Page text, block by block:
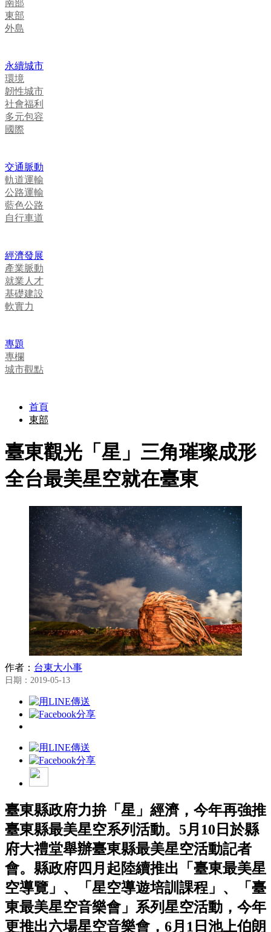
南部
東部
外島
永續城市
環境
韌性城市
社會福利
多元包容
國際
交通脈動
軌道運輸
公路運輸
藍色公路
自行車道
經濟發展
產業脈動
就業人才
基礎建設
軟實力
專題
專欄
城市觀點
首頁
東部
臺東觀光「星」三角璀璨成形
全台最美星空就在臺東
作者： 台東大小事
日期：2019-05-13
臺東縣政府力拚「星」經濟，今年再強推
臺東縣最美星空系列活動。5月10日於縣
府大禮堂舉辦臺東縣最美星空活動記者
會。縣政府四月起陸續推出「臺東最美星
空導覽」、「星空導遊培訓課程」、「臺
東最美星空音樂會」系列星空活動，今年
更推出六場星空音樂會，6月1日池上伯朗